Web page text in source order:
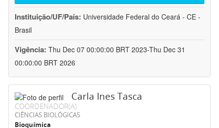
Instituição/UF/País: Universidade Federal do Ceará - CE -
Brasil
Vigência: Thu Dec 07 00:00:00 BRT 2023-Thu Dec 31
00:00:00 BRT 2026
Carla Ines Tasca
COORDENADOR(A)
CIÊNCIAS BIOLÓGICAS
Bioquímica